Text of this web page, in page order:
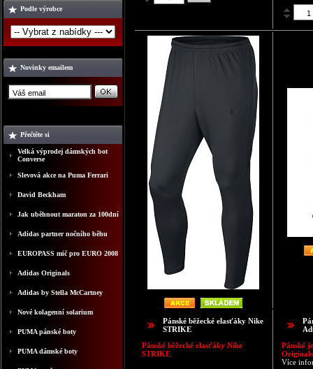
Podle výrobce
Novinky emailem
Přečtěte si
Velká výprodej dámských bot
Converse
Slevová akce na Puma Ferrari
David Beckham
Jak uběhnout maraton za 100dní
Adidas partner nočního běhu
EUROPASS mič pro EURO 2008
Adidas Originals
Adidas by Stella McCartney
Nové kolagenní solarium
PUMA pánské boty
PUMA dámské boty
Pánské běžecké elasťáky Nike
STRIKE
Pánské běžecké elasťáky Nike
STRIKE
Pánské
Originals
Více